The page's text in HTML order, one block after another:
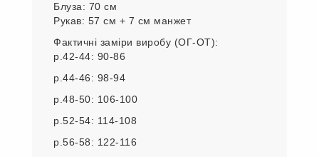
Блуза: 70 см
Рукав: 57 см + 7 см манжет
Фактичні заміри виробу (ОГ-ОТ):
р.42-44: 90-86
р.44-46: 98-94
р.48-50: 106-100
р.52-54: 114-108
р.56-58: 122-116